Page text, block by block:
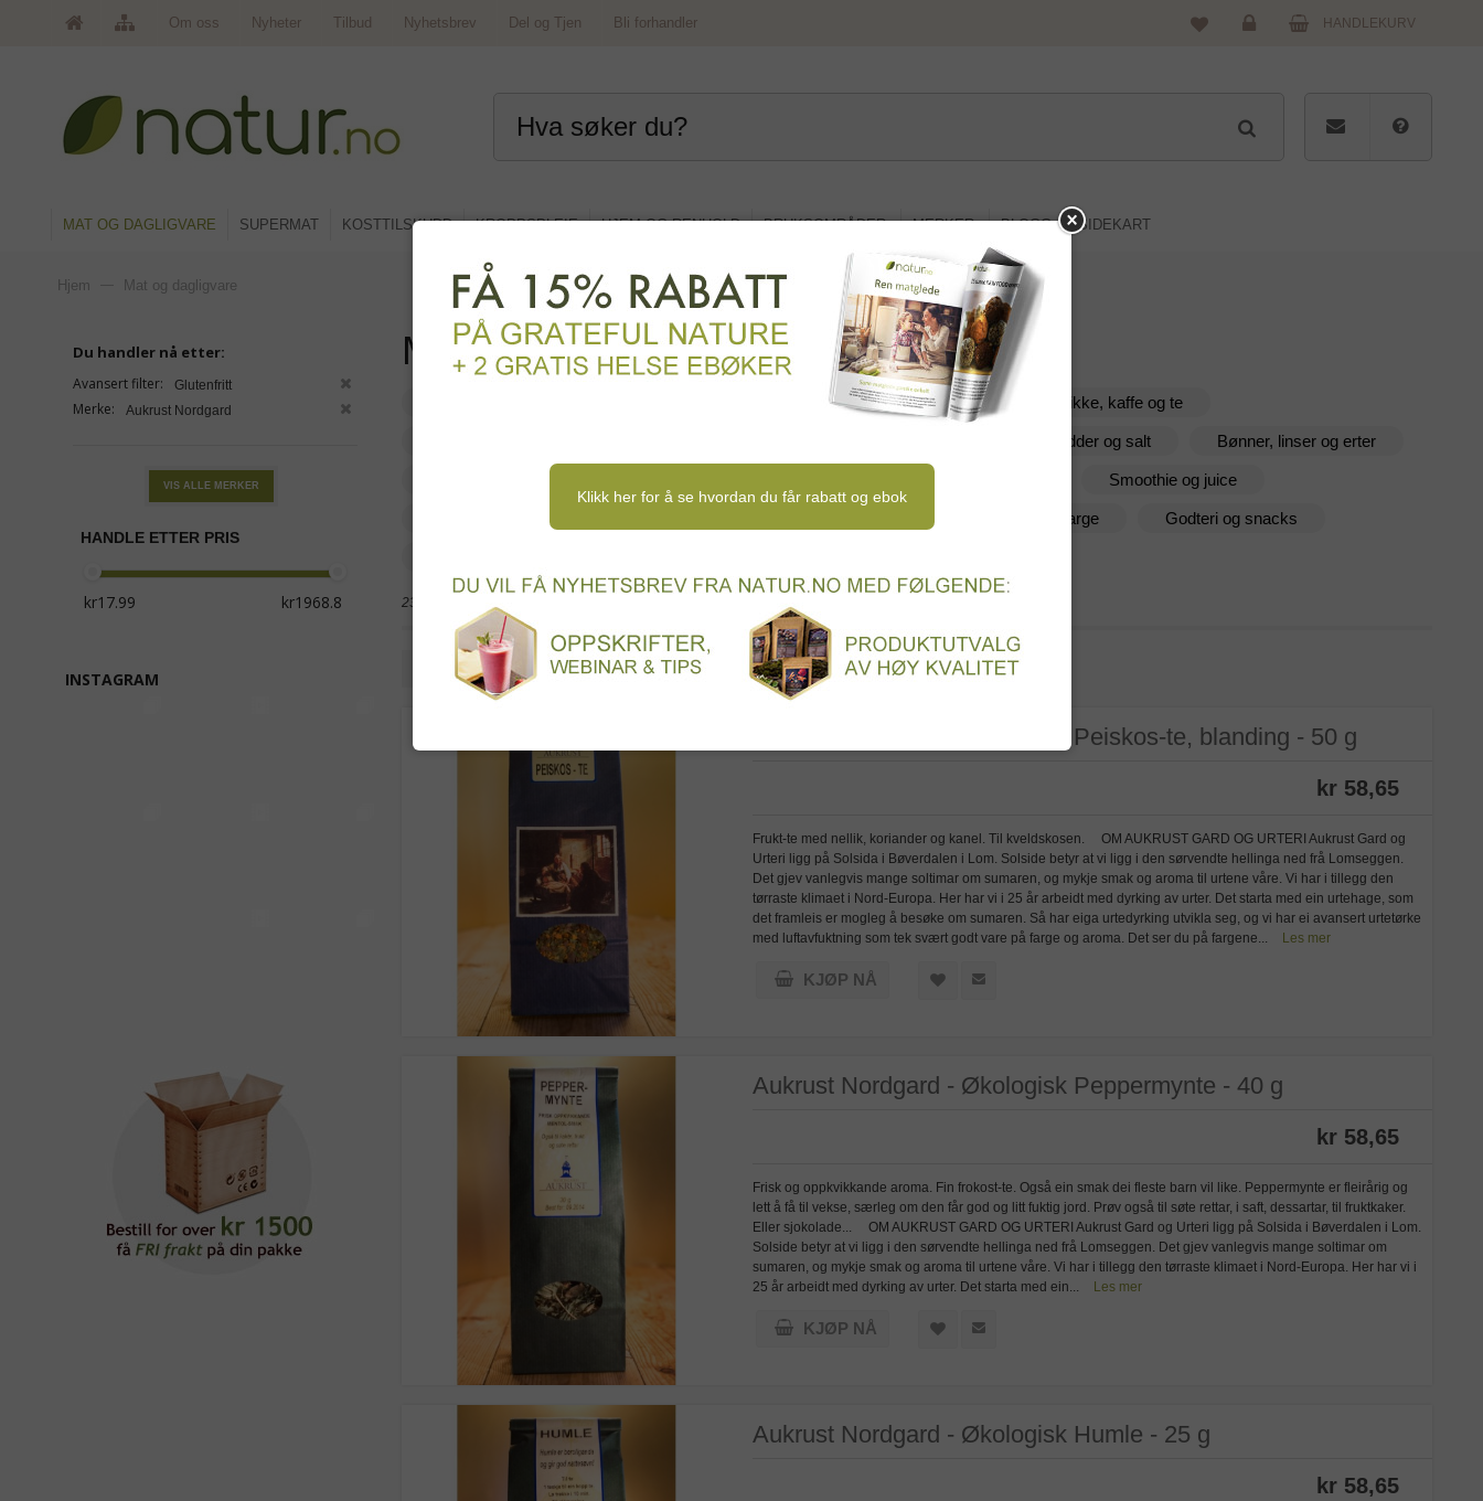
Om oss Nyheter Tilbud Nyhetsbrev Del og Tjen
Bli forhandler
HANDLEKURV
MAT OG DAGLIGVARE SUPERMAT KOSTTILSKUDD KROPPSPLEIE HJEM OG RENHOLD BRUKSOMRÅDER MERKER BLOGG SIDEKART
Hjem Mat og dagligvare
Mat og dagligvare
Middag og tilbehør Drikke, kaffe og te
Krydder og salt Bønner, linser og erter
Smoothie og juice
Naturlig Matfarge Godteri og snacks
23 produkter
Rutenett Liste SORTER ETTER PLASSERING
Aukrust Nordgard - Økologisk Peiskos-te, blanding - 50 g
kr 58,65
Frukt-te med nellik, koriander og kanel. Til kveldskosen. OM AUKRUST GARD OG URTERI Aukrust Gard og
Urteri ligg på Solsida i Bøverdalen i Lom. Solside betyr at vi ligg i den sørvendte hellinga ned frå Lomseggen.
Det gjev vanlegvis mange soltimar om sumaren, og mykje smak og aroma til urtene våre. Vi har i tillegg den
tørraste klimaet i Nord-Europa. Her har vi i 25 år arbeidt med dyrking av urter. Det starta med ein urtehage, som
det framleis er mogleg å besøke om sumaren. Så har eiga urtedyrking utvikla seg, og vi har ei avansert urtetørke
med luftavfuktning som tek svært godt vare på farge og aroma. Det ser du på fargene...
Les mer
KJØP NÅ
Aukrust Nordgard - Økologisk Peppermynte - 40 g
kr 58,65
Frisk og oppkvikkande aroma. Fin frokost-te. Også ein smak dei fleste barn vil like. Peppermynte er fleirårig og
lett å få til vekse, særleg om den får god og litt fuktig jord. Prøv også til søte rettar, i saft, dessartar, til fruktkaker.
Eller sjokolade... OM AUKRUST GARD OG URTERI Aukrust Gard og Urteri ligg på Solsida i Bøverdalen i Lom.
Solside betyr at vi ligg i den sørvendte hellinga ned frå Lomseggen. Det gjev vanlegvis mange soltimar om
sumaren, og mykje smak og aroma til urtene våre. Vi har i tillegg den tørraste klimaet i Nord-Europa. Her har vi i
25 år arbeidt med dyrking av urter. Det starta med ein...
Les mer
KJØP NÅ
Aukrust Nordgard - Økologisk Humle - 25 g
kr 58,65
Du handler nå etter:
Avansert filter: Glutenfritt
Merke: Aukrust Nordgard
VIS ALLE MERKER
HANDLE ETTER PRIS
INSTAGRAM
Klikk her for å se hvordan du får rabatt og ebok